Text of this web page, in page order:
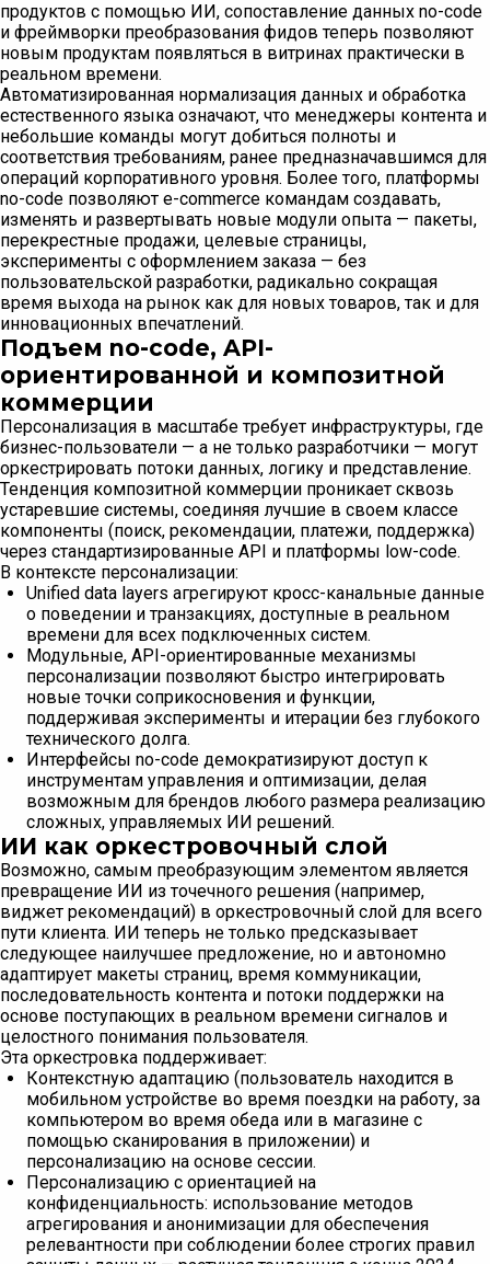
продуктов с помощью ИИ, сопоставление данных no-code
и фреймворки преобразования фидов теперь позволяют
новым продуктам появляться в витринах практически в
реальном времени.
Автоматизированная нормализация данных и обработка
естественного языка означают, что менеджеры контента и
небольшие команды могут добиться полноты и
соответствия требованиям, ранее предназначавшимся для
операций корпоративного уровня. Более того, платформы
no-code позволяют e-commerce командам создавать,
изменять и развертывать новые модули опыта — пакеты,
перекрестные продажи, целевые страницы,
эксперименты с оформлением заказа — без
пользовательской разработки, радикально сокращая
время выхода на рынок как для новых товаров, так и для
инновационных впечатлений.
Подъем no-code, API-
ориентированной и композитной
коммерции
Персонализация в масштабе требует инфраструктуры, где
бизнес-пользователи — а не только разработчики — могут
оркестрировать потоки данных, логику и представление.
Тенденция композитной коммерции проникает сквозь
устаревшие системы, соединяя лучшие в своем классе
компоненты (поиск, рекомендации, платежи, поддержка)
через стандартизированные API и платформы low-code.
В контексте персонализации:
Unified data layers агрегируют кросс-канальные данные
о поведении и транзакциях, доступные в реальном
времени для всех подключенных систем.
Модульные, API-ориентированные механизмы
персонализации позволяют быстро интегрировать
новые точки соприкосновения и функции,
поддерживая эксперименты и итерации без глубокого
технического долга.
Интерфейсы no-code демократизируют доступ к
инструментам управления и оптимизации, делая
возможным для брендов любого размера реализацию
сложных, управляемых ИИ решений.
ИИ как оркестровочный слой
Возможно, самым преобразующим элементом является
превращение ИИ из точечного решения (например,
виджет рекомендаций) в оркестровочный слой для всего
пути клиента. ИИ теперь не только предсказывает
следующее наилучшее предложение, но и автономно
адаптирует макеты страниц, время коммуникации,
последовательность контента и потоки поддержки на
основе поступающих в реальном времени сигналов и
целостного понимания пользователя.
Эта оркестровка поддерживает:
Контекстную адаптацию (пользователь находится в
мобильном устройстве во время поездки на работу, за
компьютером во время обеда или в магазине с
помощью сканирования в приложении) и
персонализацию на основе сессии.
Персонализацию с ориентацией на
конфиденциальность: использование методов
агрегирования и анонимизации для обеспечения
релевантности при соблюдении более строгих правил